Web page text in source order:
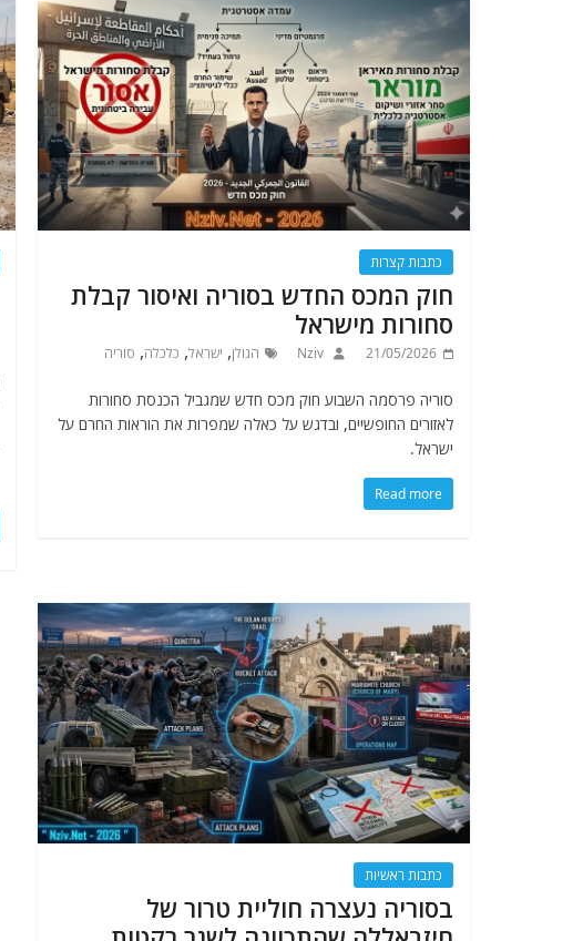
כתבות קצרות
חוק המכס החדש בסוריה ואיסור קבלת
סחורות מישראל
21/05/2026
Nziv הגולן, ישראל, כלכלה, סוריה
סוריה פרסמה השבוע חוק מכס חדש שמגביל הכנסת סחורות
לאזורים החופשיים, ובדגש על כאלה שמפרות את הוראות החרם על
ישראל.
Read more
כתבות ראשיות
בסוריה נעצרה חוליית טרור של